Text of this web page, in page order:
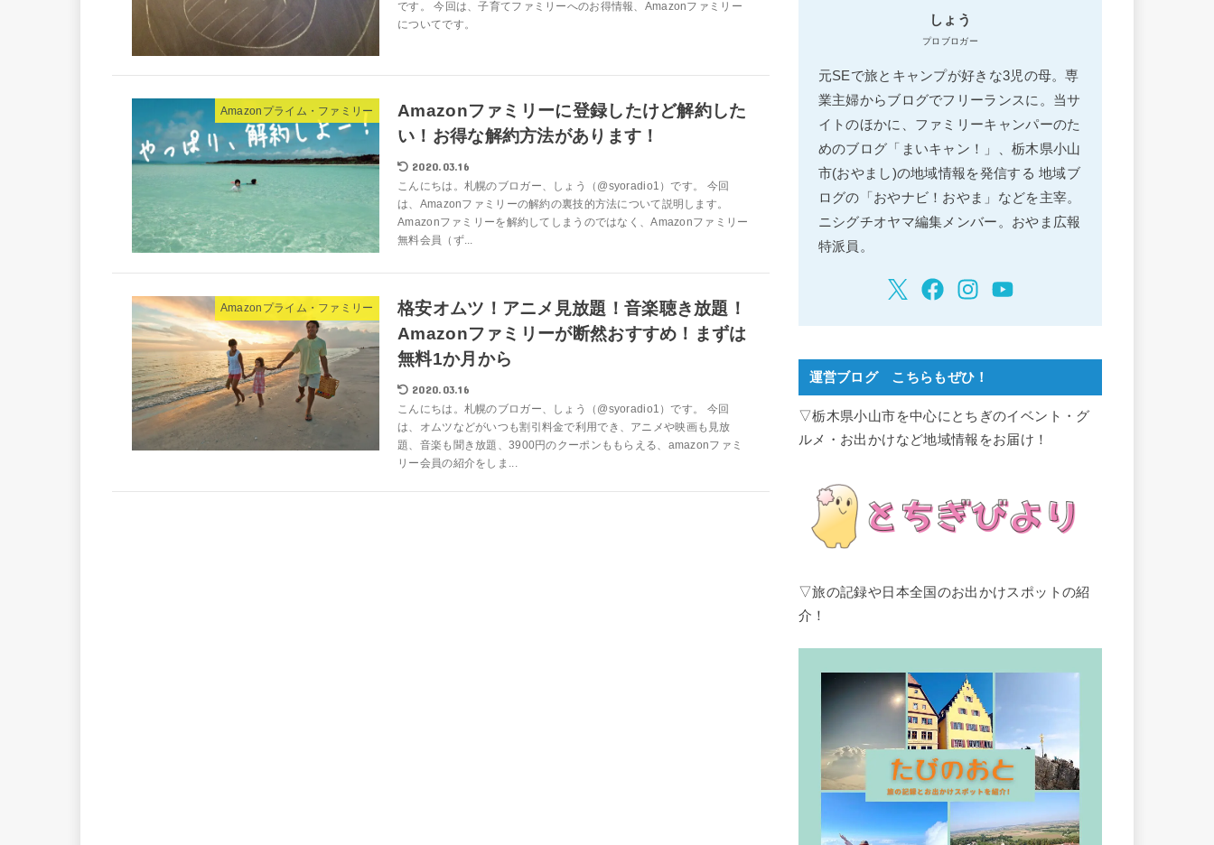
です。 今回は、子育てファミリーへのお得情報、Amazonファミリー
についてです。
Amazonプライム・ファミリー
Amazonファミリーに登録したけど解約した
い！お得な解約方法があります！
2020.03.16
こんにちは。札幌のブロガー、しょう（@syoradio1）です。 今回
は、Amazonファミリーの解約の裏技的方法について説明します。
Amazonファミリーを解約してしまうのではなく、Amazonファミリー
無料会員（ず...
Amazonプライム・ファミリー
格安オムツ！アニメ見放題！音楽聴き放題！
Amazonファミリーが断然おすすめ！まずは
無料1か月から
2020.03.16
こんにちは。札幌のブロガー、しょう（@syoradio1）です。 今回
は、オムツなどがいつも割引料金で利用でき、アニメや映画も見放
題、音楽も聞き放題、3900円のクーポンももらえる、amazonファミ
リー会員の紹介をしま...
しょう
プロブロガー
元SEで旅とキャンプが好きな3児の母。専
業主婦からブログでフリーランスに。当サ
イトのほかに、ファミリーキャンパーのた
めのブログ「まいキャン！」、栃木県小山
市(おやまし)の地域情報を発信する 地域ブ
ログの「おやナビ！おやま」などを主宰。
ニシグチオヤマ編集メンバー。おやま広報
特派員。
運営ブログ こちらもぜひ！
▽栃木県小山市を中心にとちぎのイベント・グ
ルメ・お出かけなど地域情報をお届け！
▽旅の記録や日本全国のお出かけスポットの紹
介！